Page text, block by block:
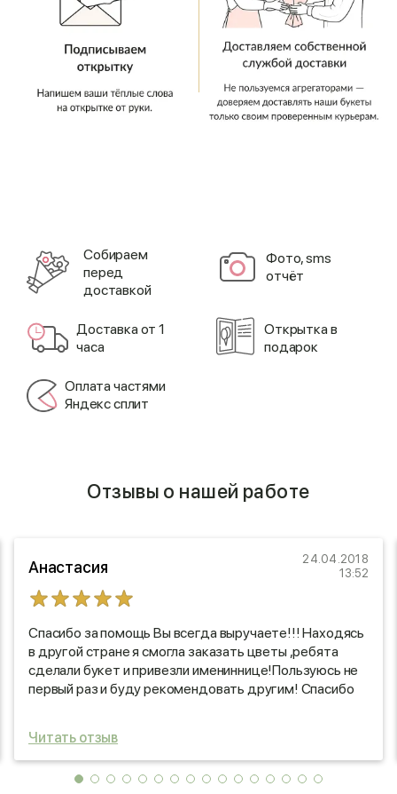
Cобираем
перед
доставкой
Фото, sms
отчёт
Доставка от 1
часа
Открытка в
подарок
Оплата частями
Яндекс сплит
Отзывы о нашей работе
Анастасия
24.04.2018
13:52
Спасибо за помощь Вы всегда выручаете!!! Находясь
в другой стране я смогла заказать цветы ,ребята
сделали букет и привезли имениннице!Пользуюсь не
первый раз и буду рекомендовать другим! Спасибо
Читать отзыв